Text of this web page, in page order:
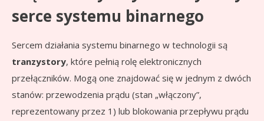
serce systemu binarnego
Sercem działania systemu binarnego w technologii są
tranzystory, które pełnią rolę elektronicznych
przełączników. Mogą one znajdować się w jednym z dwóch
stanów: przewodzenia prądu (stan „włączony”,
reprezentowany przez 1) lub blokowania przepływu prądu